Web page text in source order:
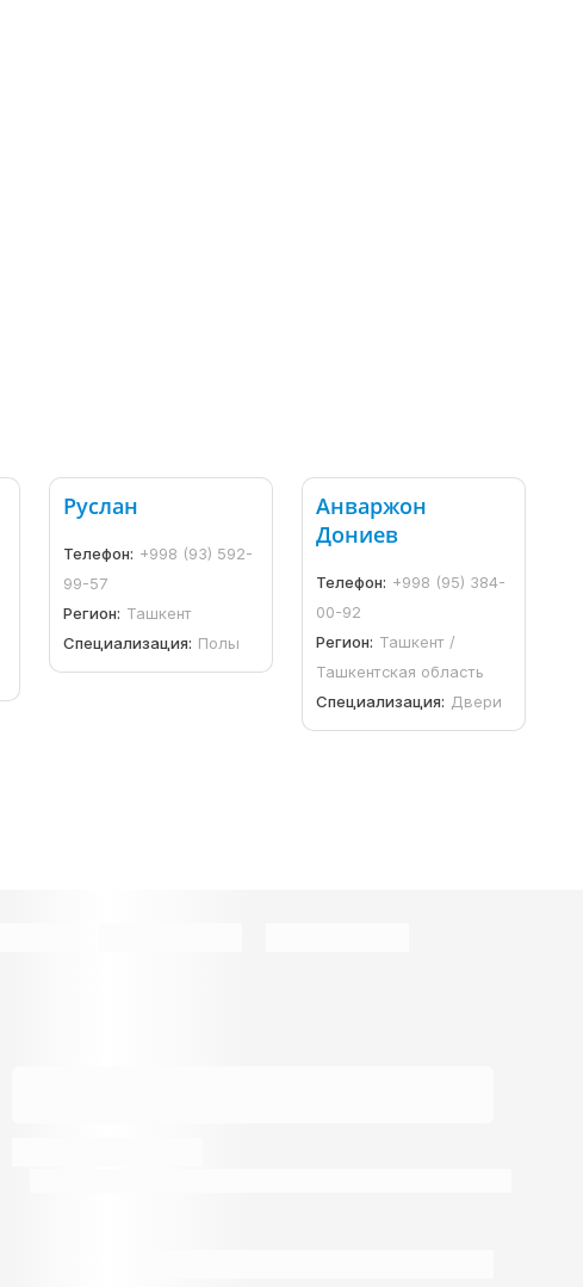
Руслан
Телефон: +998 (93) 592-
99-57
Регион: Ташкент
Специализация: Полы
Анваржон
Дониев
Телефон: +998 (95) 384-
00-92
Регион: Ташкент /
Ташкентская область
Специализация: Двери